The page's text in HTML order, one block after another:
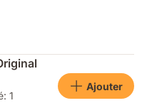
1
Ajouter